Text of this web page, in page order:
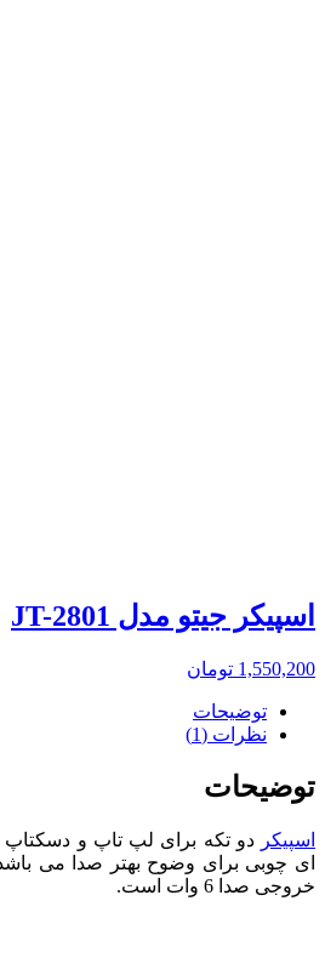
اسپیکر جیتو مدل JT-2801
1,550,200 تومان
توضیحات
نظرات (1)
توضیحات
اسپیکر دو تکه برای لپ تاپ و
خروجی صدا 6 وات است.